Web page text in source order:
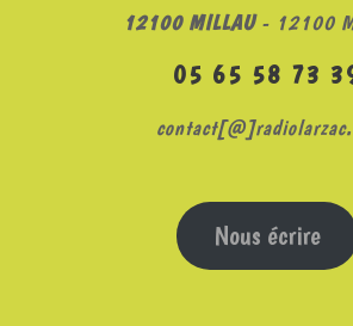
12100 MILLAU- 12100
05 65 58 73
Nous écrire